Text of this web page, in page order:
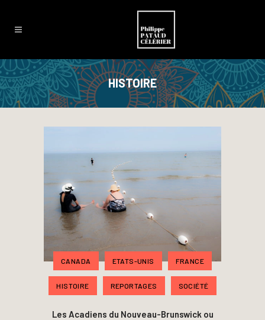
HISTOIRE
CANADA ETATS-UNIS FRANCE
HISTOIRE REPORTAGES SOCIÉTÉ
Les Acadiens du Nouveau-Brunswick ou